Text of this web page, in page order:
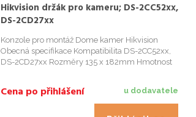
Hikvision držák pro kameru; DS-2CC52xx,
DS-2CD27xx
Konzole pro montáž Dome kamer Hikvision
Obecná specifikace Kompatibilita DS-2CC52xx,
DS-2CD27xx Rozměry 135 x 182mm Hmotnost
u dodavatele
Cena po přihlášení